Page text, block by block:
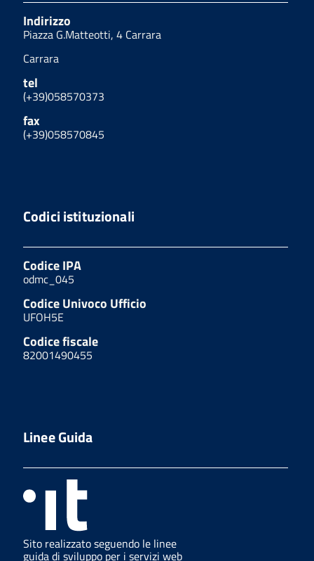
Indirizzo
Piazza G.Matteotti, 4 Carrara
Carrara
tel
(+39)058570373
fax
(+39)058570845
Codici istituzionali
Codice IPA
odmc_045
Codice Univoco Ufficio
UFOH5E
Codice fiscale
82001490455
Linee Guida
Sito realizzato seguendo le linee
guida di sviluppo per i servizi web